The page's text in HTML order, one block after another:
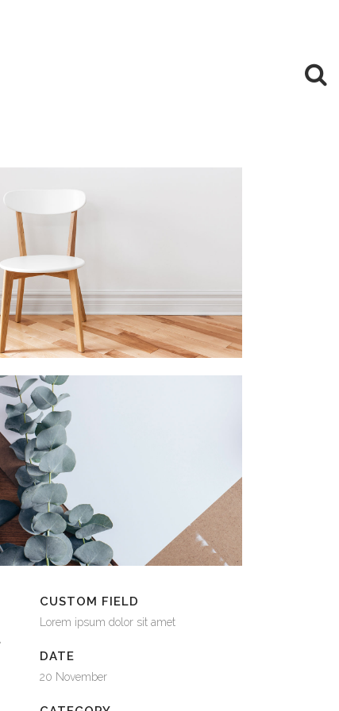
CUSTOM FIELD
Lorem ipsum dolor sit amet
DATE
20 November